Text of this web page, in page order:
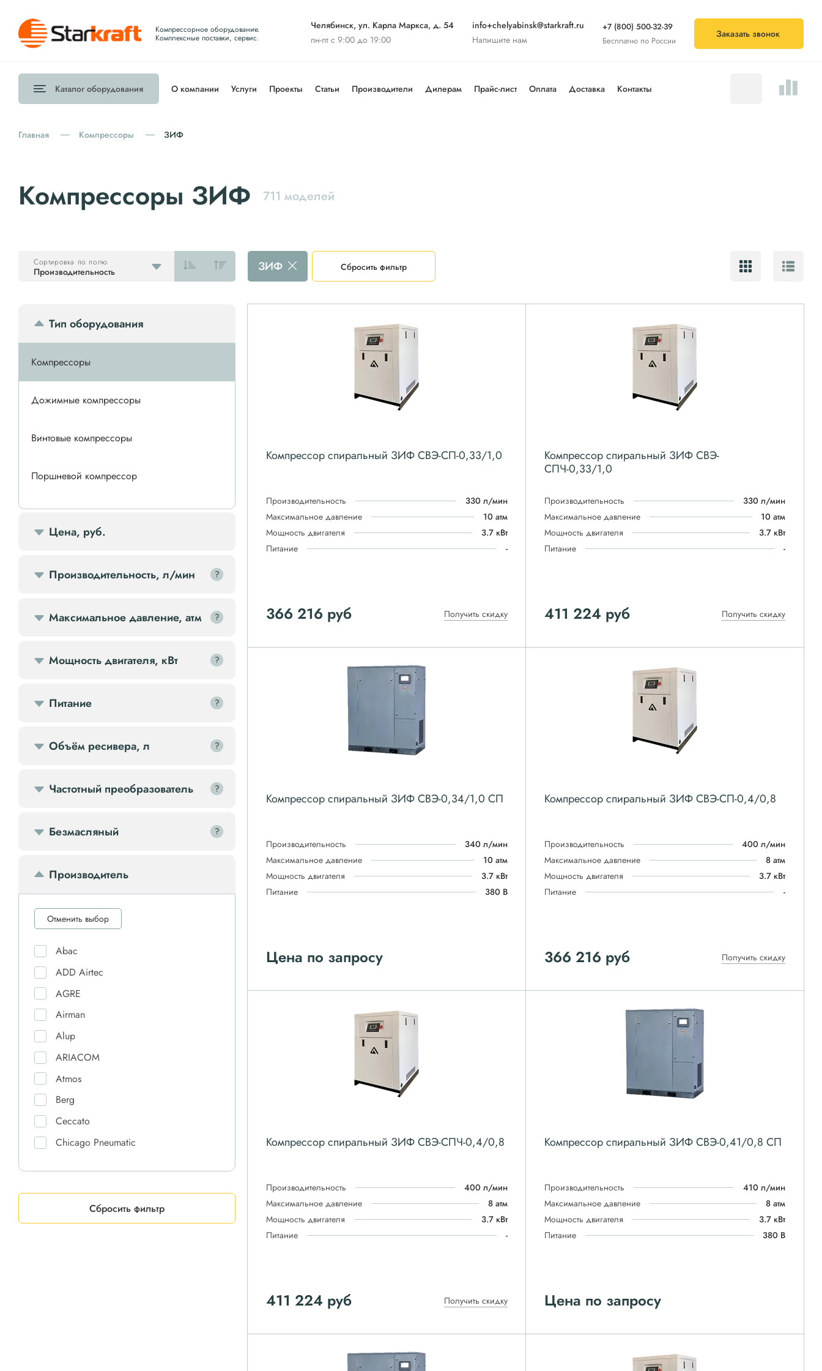
Компрессорное оборудование.
Комплексные поставки, сервис.
Челябинск, ул. Карла Маркса, д. 54
пн-пт с 9:00 до 19:00
info+chelyabinsk@starkraft.ru
Напишите нам
+7 (800) 500-32-39
Бесплатно по России
Заказать звонок
Каталог оборудования О компании Услуги Проекты Статьи Производители Дилерам Прайс-лист Оплата Доставка Контакты
Главная Компрессоры ЗИФ
Компрессоры ЗИФ 711 моделей
Производительность
Сортировка по полю ЗИФ Сбросить фильтр
Тип оборудования
Компрессоры
Дожимные компрессоры
Винтовые компрессоры
Поршневой компрессор
Спиральные компрессоры
Осветительные мачты
Осушители
Ресиверы
Цена, руб.
Производительность, л/мин ?
?
Максимальное давление, атм ?
?
Мощность двигателя, кВт ?
?
Питание ?
?
Объём ресивера, л ?
?
Частотный преобразователь ?
?
Безмасляный ?
?
Производитель
Отменить выбор
Abac
ADD Airtec
AGRE
Airman
Alup
ARIACOM
Atmos
Berg
Ceccato
Chicago Pneumatic
CrossAir
Dali
Сбросить фильтр
Компрессор спиральный ЗИФ СВЭ-СП-0,33/1,0
Производительность
330 л/мин
Максимальное давление
10 атм
Мощность двигателя
3.7 кВт
Питание
-
366 216 руб Получить скидку
Компрессор спиральный ЗИФ СВЭ-
СПЧ-0,33/1,0
Производительность
330 л/мин
Максимальное давление
10 атм
Мощность двигателя
3.7 кВт
Питание
-
411 224 руб Получить скидку
Компрессор спиральный ЗИФ СВЭ-0,34/1,0 СП
Производительность
340 л/мин
Максимальное давление
10 атм
Мощность двигателя
3.7 кВт
Питание
380 В
Цена по запросу
Компрессор спиральный ЗИФ СВЭ-СП-0,4/0,8
Производительность
400 л/мин
Максимальное давление
8 атм
Мощность двигателя
3.7 кВт
Питание
-
366 216руб Получить скидку
Компрессор спиральный ЗИФ СВЭ-СПЧ-0,4/0,8
Производительность
400 л/мин
Максимальное давление
8 атм
Мощность двигателя
3.7 кВт
Питание
-
411 224 руб Получить скидку
Компрессор спиральный ЗИФ СВЭ-0,41/0,8 СП
Производительность
410 л/мин
Максимальное давление
8 атм
Мощность двигателя
3.7 кВт
Питание
380 В
Цена по запросу